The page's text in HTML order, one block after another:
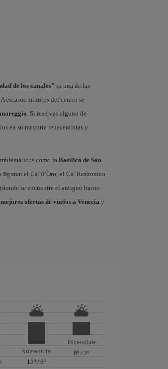
de los canales” es una de las
escasos minutos del centro se
. Si reservas alguno de
en su mayoría renacentistas y
como laBasílica de San
el Ca’ d’Oro; el Ca’ Rezzonico
se encuentra el antiguo barrio
mejores ofertas de vuelos a Venecia y
Noviembre
13º /8º
Diciembre
8º /3º